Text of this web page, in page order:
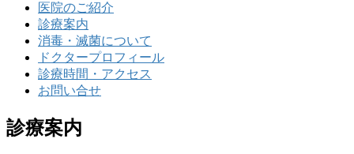
医院のご紹介
診療案内
消毒・滅菌について
ドクタープロフィール
診療時間・アクセス
お問い合せ
診療案内